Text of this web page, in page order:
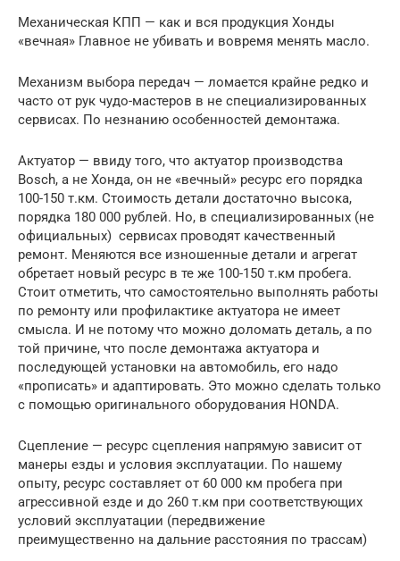
Механическая КПП — как и вся продукция Хонды
«вечная» Главное не убивать и вовремя менять масло.
Механизм выбора передач — ломается крайне редко и
часто от рук чудо-мастеров в не специализированных
сервисах. По незнанию особенностей демонтажа.
Актуатор — ввиду того, что актуатор производства
Bosch, а не Хонда, он не «вечный» ресурс его порядка
100-150 т.км. Стоимость детали достаточно высока,
порядка 180 000 рублей. Но, в специализированных (не
официальных) сервисах проводят качественный
ремонт. Меняются все изношенные детали и агрегат
обретает новый ресурс в те же 100-150 т.км пробега.
Стоит отметить, что самостоятельно выполнять работы
по ремонту или профилактике актуатора не имеет
смысла. И не потому что можно доломать деталь, а по
той причине, что после демонтажа актуатора и
последующей установки на автомобиль, его надо
«прописать» и адаптировать. Это можно сделать только
с помощью оригинального оборудования HONDA.
Сцепление — ресурс сцепления напрямую зависит от
манеры езды и условия эксплуатации. По нашему
опыту, ресурс составляет от 60 000 км пробега при
агрессивной езде и до 260 т.км при соответствующих
условий эксплуатации (передвижение
преимущественно на дальние расстояния по трассам)